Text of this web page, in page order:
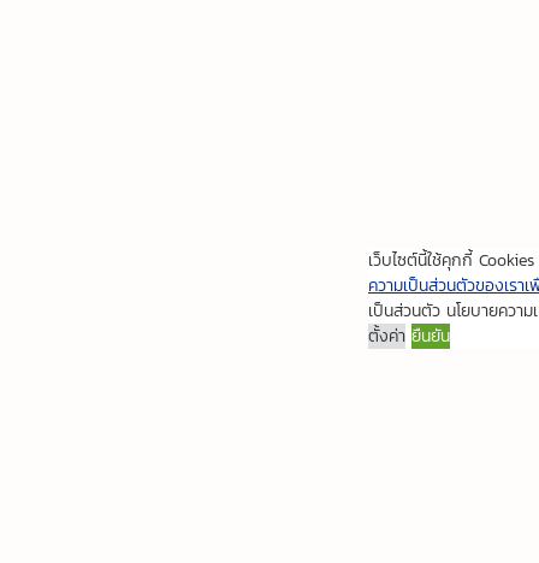
เว็บไซต์นี้ใช้คุกกี้
ความเป็นส่วนตัวของเราเ
เป็นส่วนตัว นโยบายควา
ตั้งค่า ยืนยัน